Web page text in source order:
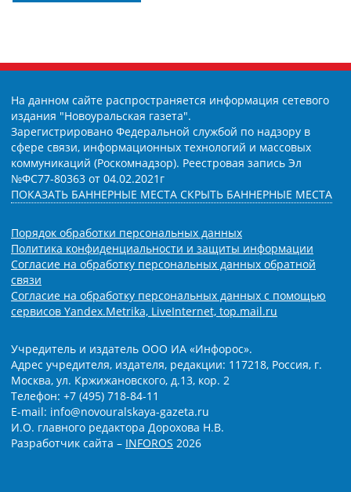
На данном сайте распространяется информация сетевого
издания "Новоуральская газета".
Зарегистрировано Федеральной службой по надзору в
сфере связи, информационных технологий и массовых
коммуникаций (Роскомнадзор). Реестровая запись Эл
№ФС77-80363 от 04.02.2021г
ПОКАЗАТЬ БАННЕРНЫЕ МЕСТА СКРЫТЬ БАННЕРНЫЕ МЕСТА
Порядок обработки персональных данных
Политика конфиденциальности и защиты информации
Согласие на обработку персональных данных обратной
связи
Согласие на обработку персональных данных с помощью
сервисов Yandex.Metrika, LiveInternet, top.mail.ru
Учредитель и издатель ООО ИА «Инфорос».
Адрес учредителя, издателя, редакции: 117218, Россия, г.
Москва, ул. Кржижановского, д.13, кор. 2
Телефон: +7 (495) 718-84-11
E-mail: info@novouralskaya-gazeta.ru
И.О. главного редактора Дорохова Н.В.
Разработчик сайта – INFOROS 2026